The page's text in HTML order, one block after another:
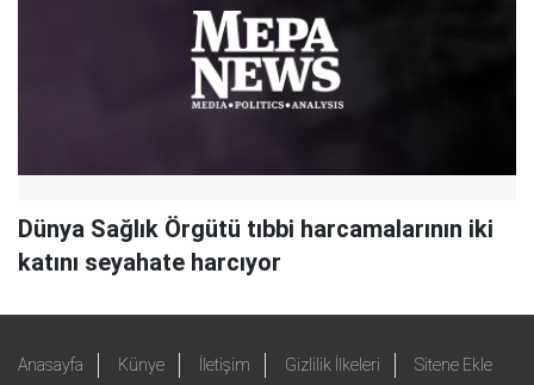
Dünya Sağlık Örgütü tıbbi harcamalarının iki
katını seyahate harcıyor
Anasayfa Künye İletişim Gizlilik İlkeleri Sitene Ekle